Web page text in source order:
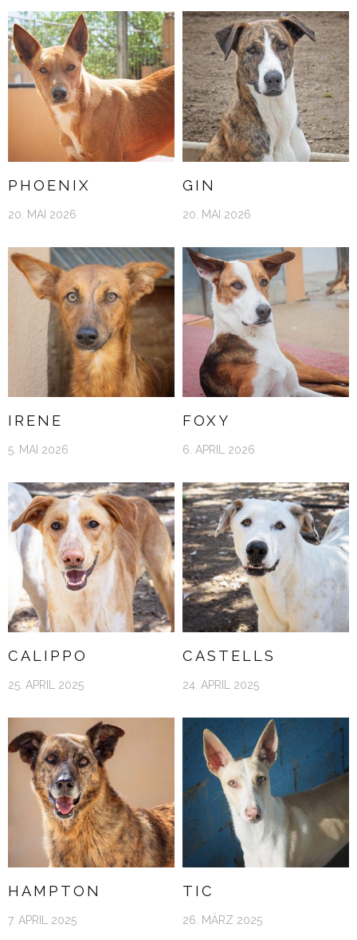
PHOENIX
20. MAI 2026
GIN
20. MAI 2026
IRENE
5. MAI 2026
FOXY
6. APRIL 2026
CALIPPO
25. APRIL 2025
CASTELLS
24. APRIL 2025
HAMPTON
7. APRIL 2025
TIC
26. MÄRZ 2025